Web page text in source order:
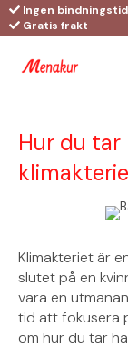
Ingen
Gratis frakt
Hur du
Klimakteriet är
slutet på en
vara en
tid att fokusera
om hur du tar